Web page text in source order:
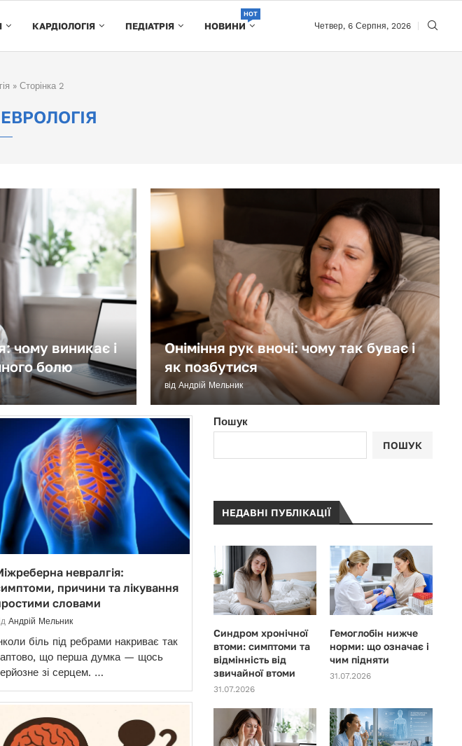
КАРДІОЛОГІЯ ПЕДІАТРІЯ НОВИНИ
HOT
Четвер, 6 Серпня, 2026
» Сторінка 2
чому виникає і
болю
Оніміння рук вночі: чому так буває і
як позбутися
від Андрій Мельник
невралгія:
причини та лікування
словами
Андрій Мельник
біль під ребрами накриває так
що перша думка — щось
зі серцем. …
Пошук
ПОШУК
НЕДАВНІ ПУБЛІКАЦІЇ
Синдром хронічної
втоми: симптоми та
відмінність від
звичайної втоми
31.07.2026
Гемоглобін нижче
норми: що означає і
чим підняти
31.07.2026